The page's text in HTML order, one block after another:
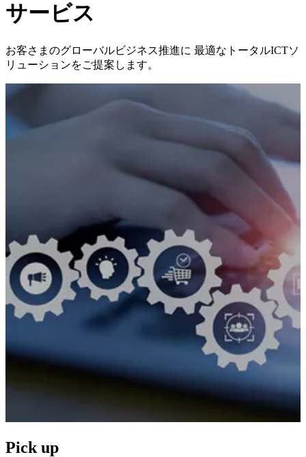
サービス
お客さまのグローバルビジネス推進に 最適なトータルICTソ
リューションをご提案します。
Pick up